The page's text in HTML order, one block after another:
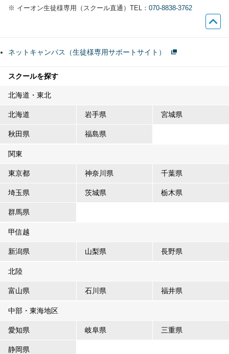
※ イーオン生徒様専用（スクール直通）TEL： 070-8838-3762
ネットキャンパス（生徒様専用サポートサイト）
スクールを探す
北海道・東北
北海道 岩手県 宮城県
秋田県 福島県
関東
東京都 神奈川県 千葉県
埼玉県 茨城県 栃木県
群馬県
甲信越
新潟県 山梨県 長野県
北陸
富山県 石川県 福井県
中部・東海地区
愛知県 岐阜県 三重県
静岡県